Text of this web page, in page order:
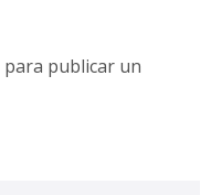
para publicar un